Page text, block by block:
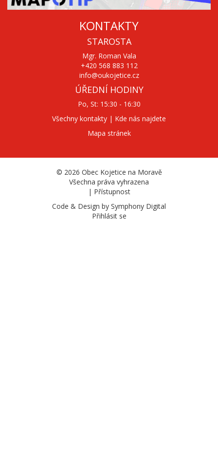
KONTAKTY
STAROSTA
Mgr. Roman Vala
+420 568 883 112
info@oukojetice.cz
ÚŘEDNÍ HODINY
Po, St: 15:30 - 16:30
Všechny kontakty | Kde nás najdete
Mapa stránek
© 2026 Obec Kojetice na Moravě
Všechna práva vyhrazena
| Přístupnost
Code & Design by Symphony Digital
Přihlásit se